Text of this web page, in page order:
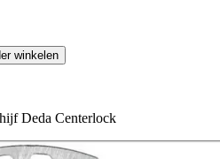
winkelen
Deda Centerlock